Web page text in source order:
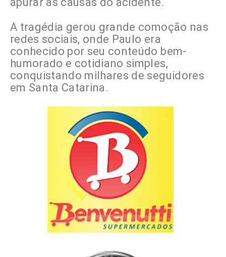
A tragédia gerou grande comoção nas
redes sociais, onde Paulo era
conhecido por seu conteúdo bem-
humorado e cotidiano simples,
conquistando milhares de seguidores
em Santa Catarina.